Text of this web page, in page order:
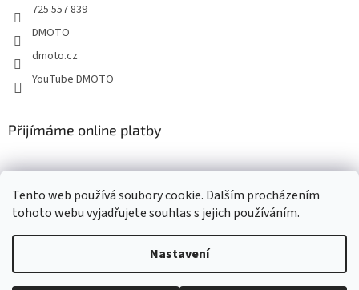
Tento web používá soubory cookie. Dalším procházením
tohoto webu vyjadřujete souhlas s jejich používáním.
Nastavení
725 557 839
DMOTO
dmoto.cz
YouTube DMOTO
Přijímáme online platby
Vytvořil Shoptet